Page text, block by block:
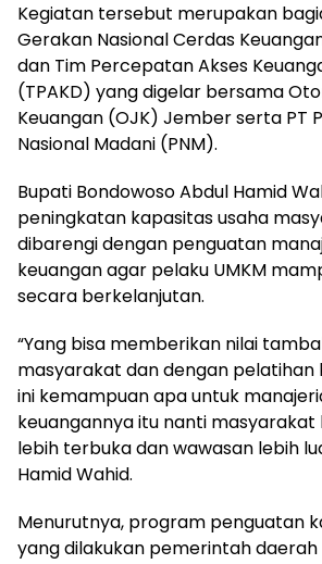
Kegiatan tersebut merupakan
Gerakan Nasional Cerdas
dan Tim Percepatan Akses
(TPAKD) yang digelar bersama
Keuangan (OJK) Jember serta PT
Nasional Madani (PNM).
Bupati Bondowoso Abdul Hamid
peningkatan kapasitas usaha
dibarengi dengan penguatan
keuangan agar pelaku UMKM
secara berkelanjutan.
“Yang bisa memberikan nilai
masyarakat dan dengan pelatihan
ini kemampuan apa untuk
keuangannya itu nanti
lebih terbuka dan wawasan lebih
Hamid Wahid.
Menurutnya, program penguatan
yang dilakukan pemerintah daerah